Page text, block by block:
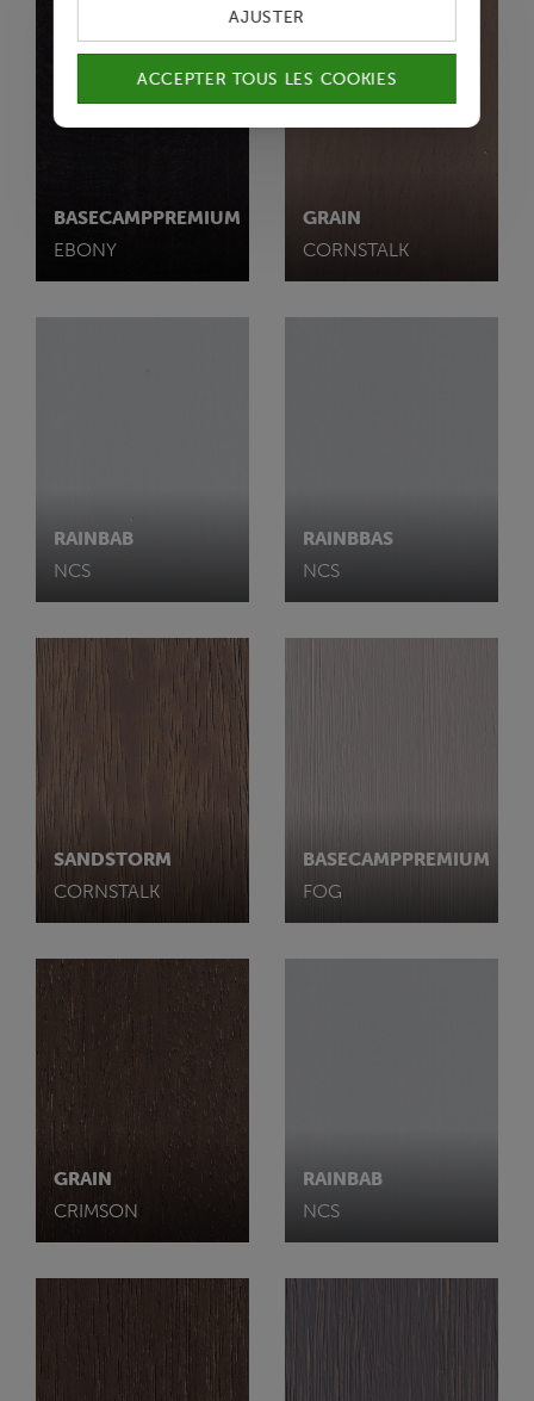
BASECAMPPREMIUM
EBONY
GRAIN
CORNSTALK
RAINBAB
NCS
RAINBBAS
NCS
SANDSTORM
CORNSTALK
BASECAMPPREMIUM
FOG
GRAIN
CRIMSON
RAINBAB
NCS
AJUSTER
ACCEPTER TOUS LES COOKIES